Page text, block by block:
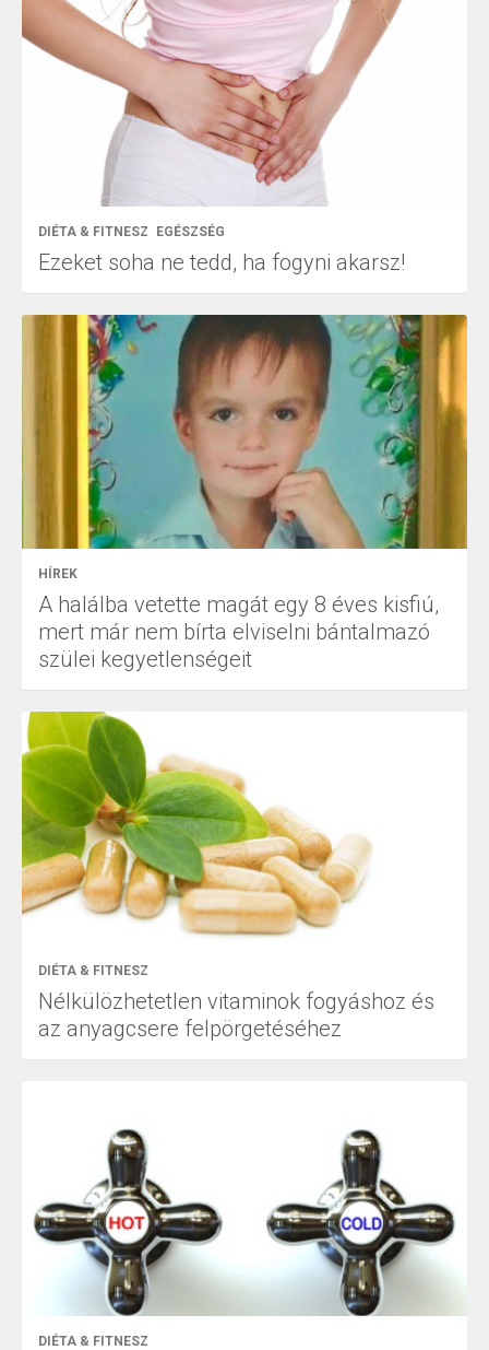
DIÉTA & FITNESZ EGÉSZSÉG
Ezeket soha ne tedd, ha fogyni akarsz!
HÍREK
A halálba vetette magát egy 8 éves kisfiú,
mert már nem bírta elviselni bántalmazó
szülei kegyetlenségeit
DIÉTA & FITNESZ
Nélkülözhetetlen vitaminok fogyáshoz és
az anyagcsere felpörgetéséhez
DIÉTA & FITNESZ